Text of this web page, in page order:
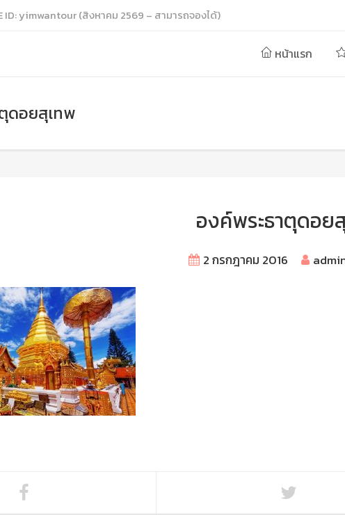
ID: yimwantour (สิงหาคม 2569 – สามารถจองได้)
หน้าแรก
ดอยสุเทพ
องค์พระธาตุดอย
2 กรกฎาคม 2016